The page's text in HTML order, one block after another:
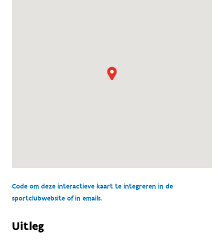
Code om deze interactieve kaart te integreren in de
sportclubwebsite of in emails.
Uitleg